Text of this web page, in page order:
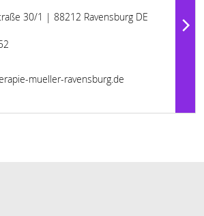
30/1 | 88212 Ravensburg DE
mueller-ravensburg.de